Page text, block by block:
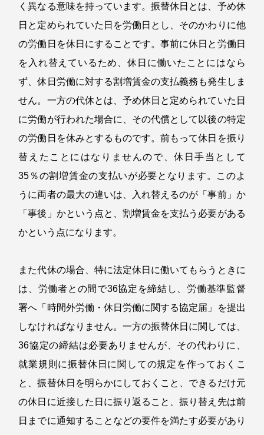
く異なる意味を持っています。振替休日とは、予め休
日と定められていた日を労働日とし、そのかわりに他
の労働日を休日にすることです。事前に休日と労働日
を入れ替えているため、休日に働いたことにはなら
ず、休日労働に対する割増賃金の支払義務も発生しま
せん。一方の代休とは、予め休日と定められていた日
に労働が行われた場合に、その代償として以後の特定
の労働日を休みとするものです。前もって休日を振り
替えたことにはなりませんので、休日手当として
35 ％の割増賃金の支払いが必要となります。このよ
うに両者の最大の違いは、入れ替えるのが「事前」か
「事後」かという点と、割増賃金を支払う必要がある
かという点になります。
また代休の場合、特に法定休日に働いてもらうときに
は、労働者との間で36協定を締結し、労働基準監督
署へ「時間外労働・休日労働に関する協定届」を提出
しなければなりません。一方の振替休日に関しては、
36協定の締結は必要ありませんが、その代わりに、
就業規則に振替休日に関しての規定を作っておくこ
と、振替休日を明らかにしておくこと、できるだけ元
の休日に近接した日に振り返ること、振り替え先は前
日までに通知することなどの要件を満たす必要があり